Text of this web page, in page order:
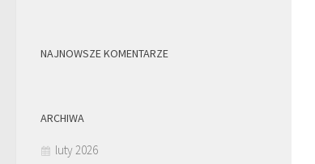
NAJNOWSZE KOMENTARZE
ARCHIWA
luty 2026